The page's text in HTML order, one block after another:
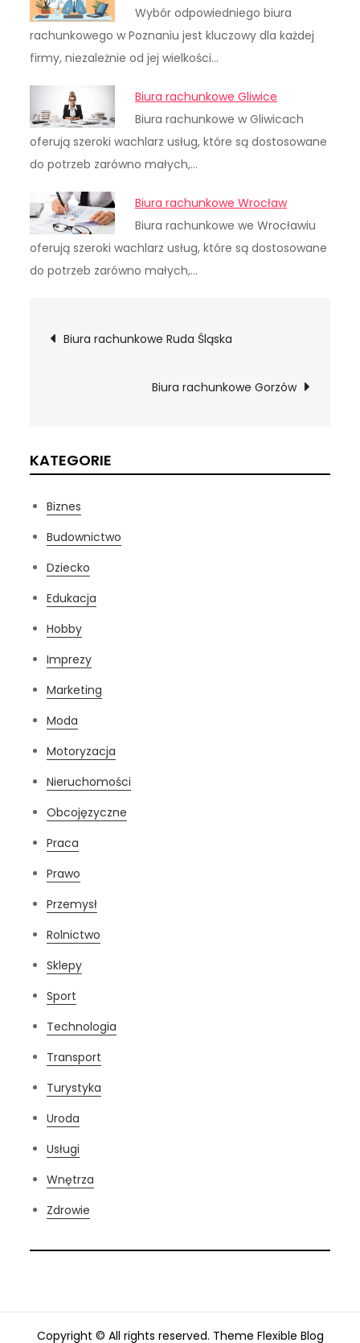
Wybór odpowiedniego biura
rachunkowego w Poznaniu jest kluczowy dla każdej
firmy, niezależnie od jej wielkości…
Biura rachunkowe Gliwice
Biura rachunkowe w Gliwicach
oferują szeroki wachlarz usług, które są dostosowane
do potrzeb zarówno małych,…
Biura rachunkowe Wrocław
Biura rachunkowe we Wrocławiu
oferują szeroki wachlarz usług, które są dostosowane
do potrzeb zarówno małych,…
Nawigacja
Biura rachunkowe Ruda Śląska
Biura rachunkowe Gorzów
KATEGORIE
Biznes
Budownictwo
Dziecko
Edukacja
Hobby
Imprezy
Marketing
Moda
Motoryzacja
Nieruchomości
Obcojęzyczne
Praca
Prawo
Przemysł
Rolnictwo
Sklepy
Sport
Technologia
Transport
Turystyka
Uroda
Usługi
Wnętrza
Zdrowie
Copyright © All rights reserved. Theme Flexible Blog